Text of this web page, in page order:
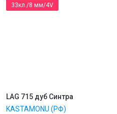
33кл./8 мм/4V
LAG 715 дуб Синтра
KASTAMONU (РФ)